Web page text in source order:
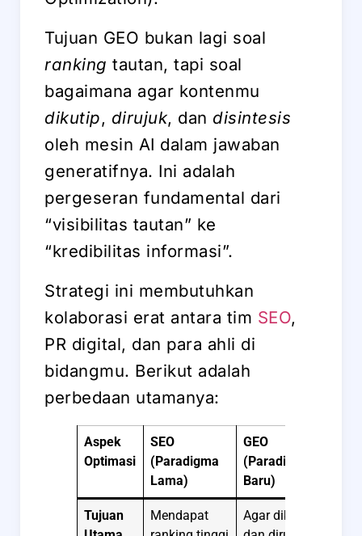
Tujuan GEO bukan lagi soal
ranking tautan, tapi soal
bagaimana agar kontenmu
dikutip, dirujuk, dan disintesis
oleh mesin AI dalam jawaban
generatifnya. Ini adalah
pergeseran fundamental dari
“visibilitas tautan” ke
“kredibilitas informasi”.
Strategi ini membutuhkan
kolaborasi erat antara tim SEO,
PR digital, dan para ahli di
bidangmu. Berikut adalah
perbedaan utamanya:
Aspek
Optimasi
SEO
(Paradigma
Lama)
GEO
(Paradigma
Baru)
Tujuan
Mendapat
Agar dikutip